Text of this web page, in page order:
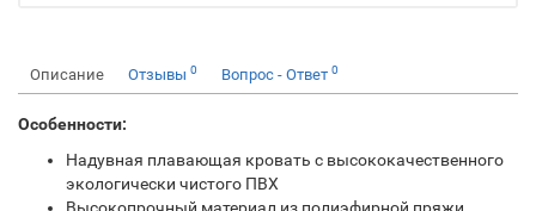
Описание Отзывы 0 Вопрос - Ответ 0
Особенности:
Надувная плавающая кровать с высококачественного
экологически чистого ПВХ